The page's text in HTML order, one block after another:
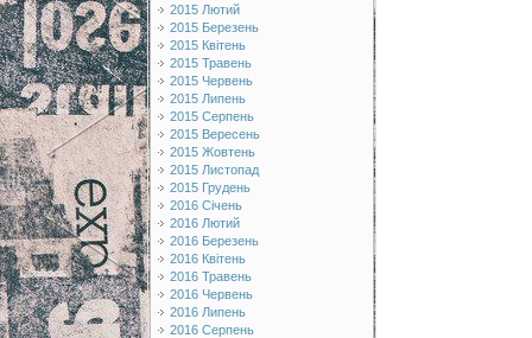
2015 Лютий
2015 Березень
2015 Квітень
2015 Травень
2015 Червень
2015 Липень
2015 Серпень
2015 Вересень
2015 Жовтень
2015 Листопад
2015 Грудень
2016 Січень
2016 Лютий
2016 Березень
2016 Квітень
2016 Травень
2016 Червень
2016 Липень
2016 Серпень